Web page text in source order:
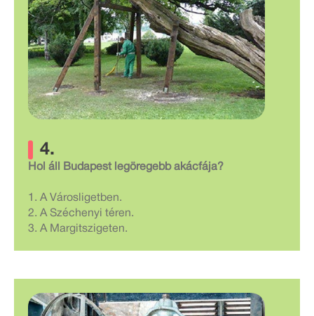
4.
Hol áll Budapest legöregebb akácfája?
1. A Városligetben.
2. A Széchenyi téren.
3. A Margitszigeten.